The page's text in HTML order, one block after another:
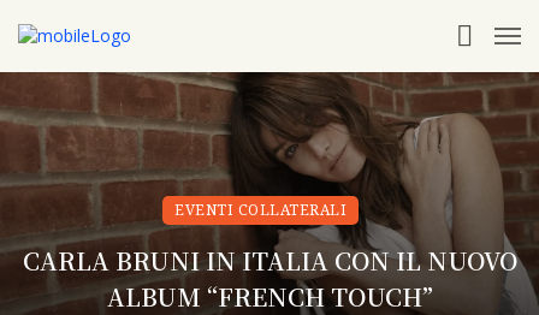
EVENTI COLLATERALI
CARLA BRUNI IN ITALIA CON IL NUOVO
ALBUM “FRENCH TOUCH”